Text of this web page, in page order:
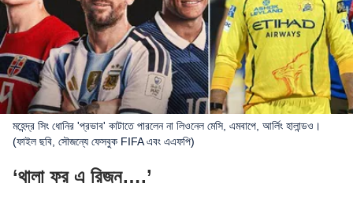
মহেন্দ্র সিং ধোনির 'প্রভাব' কাটাতে পারলেন না লিওনেল মেসি, এমবাপে, আর্লিং হালান্ডও।
(ফাইল ছবি, সৌজন্যে ফেসবুক FIFA এবং এএফপি)
‘থালা ফর এ রিজন….’